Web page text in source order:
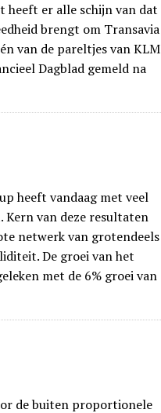
heeft er alle schijn van dat
brengt om Transavia
van de pareltjes van KLM
Dagblad gemeld na
heeft vandaag met veel
Kern van deze resultaten
netwerk van grotendeels
De groei van het
met de 6% groei van
de buiten proportionele